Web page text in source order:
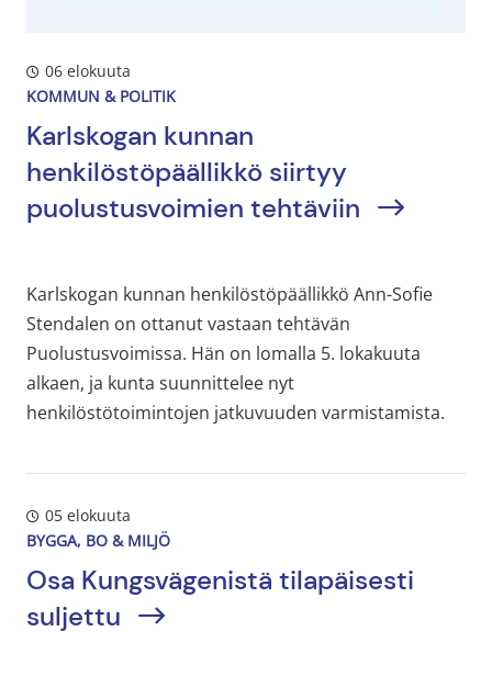
06 elokuuta
KOMMUN & POLITIK
Karlskogan kunnan
henkilöstöpäällikkö siirtyy
puolustusvoimien tehtäviin
Karlskogan kunnan henkilöstöpäällikkö Ann-Sofie
Stendalen on ottanut vastaan ​​tehtävän
Puolustusvoimissa. Hän on lomalla 5. lokakuuta
alkaen, ja kunta suunnittelee nyt
henkilöstötoimintojen jatkuvuuden varmistamista.
05 elokuuta
BYGGA, BO & MILJÖ
Osa Kungsvägenistä tilapäisesti
suljettu